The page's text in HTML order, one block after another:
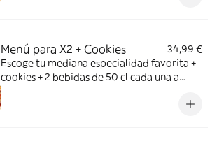
Menú para X2 + Cookies
34,99 €
Escoge tu mediana especialidad favorita +
cookies + 2 bebidas de 50 cl cada una a
Fanta de naranja, Fuze tea o Aquarius de